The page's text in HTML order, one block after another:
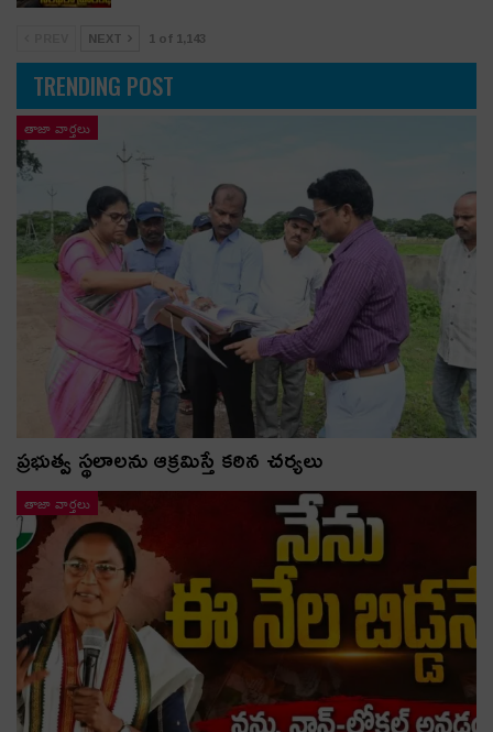
NEXT 1 of 1,143
TRENDING POST
తాజా వార్తలు
ప్రభుత్వ స్థలాలను ఆక్రమిస్తే కఠిన చర్యలు
తాజా వార్తలు